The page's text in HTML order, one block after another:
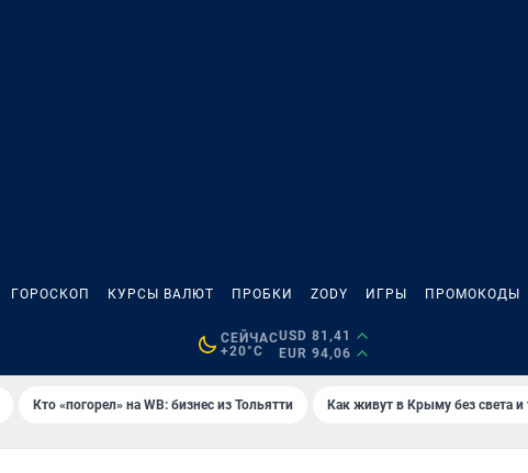
ГОРОСКОП КУРСЫ ВАЛЮТ ПРОБКИ ZODY ИГРЫ ПРОМОКОДЫ
СЕЙЧАС
+20°C
USD 81,41
EUR 94,06
Кто «погорел» на WB: бизнес из Тольятти Как живут в Крыму без света и